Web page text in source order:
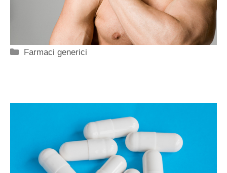
Categorie
Farmaci generici